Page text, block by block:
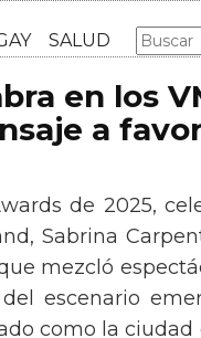
MÚSICA CINE Y TV
en los
a favor
de 2025,
Sabrina
mezcló
escenario